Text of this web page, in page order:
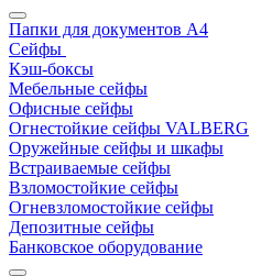
Папки для документов A4
Сейфы
Кэш-боксы
Мебельные сейфы
Офисные сейфы
Огнестойкие сейфы VALBERG
Оружейные сейфы и шкафы
Встраиваемые сейфы
Взломостойкие сейфы
Огневзломостойкие сейфы
Депозитные сейфы
Банковское оборудование